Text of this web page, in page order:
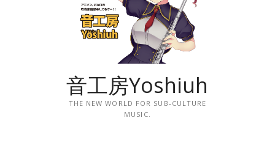
音工房Yoshiuh
THE NEW WORLD FOR SUB-CULTURE
MUSIC.